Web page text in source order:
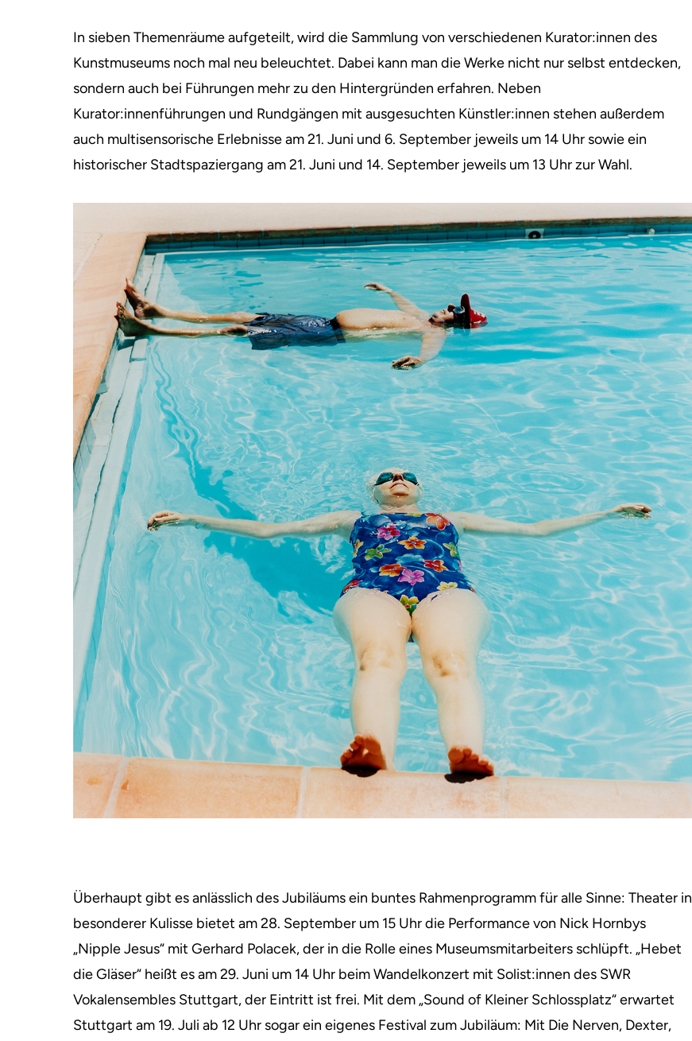
In sieben Themenräume aufgeteilt, wird die Sammlung von verschiedenen Kurator:innen des
Kunstmuseums noch mal neu beleuchtet. Dabei kann man die Werke nicht nur selbst entdecken,
sondern auch bei Führungen mehr zu den Hintergründen erfahren. Neben
Kurator:innenführungen und Rundgängen mit ausgesuchten Künstler:innen stehen außerdem
auch multisensorische Erlebnisse am 21. Juni und 6. September jeweils um 14 Uhr sowie ein
historischer Stadtspaziergang am 21. Juni und 14. September jeweils um 13 Uhr zur Wahl.
Überhaupt gibt es anlässlich des Jubiläums ein buntes Rahmenprogramm für alle Sinne: Theater in
besonderer Kulisse bietet am 28. September um 15 Uhr die Performance von Nick Hornbys
„Nipple Jesus“ mit Gerhard Polacek, der in die Rolle eines Museumsmitarbeiters schlüpft. „Hebet
die Gläser“ heißt es am 29. Juni um 14 Uhr beim Wandelkonzert mit Solist:innen des SWR
Vokalensembles Stuttgart, der Eintritt ist frei. Mit dem „Sound of Kleiner Schlossplatz“ erwartet
Stuttgart am 19. Juli ab 12 Uhr sogar ein eigenes Festival zum Jubiläum: Mit Die Nerven, Dexter,